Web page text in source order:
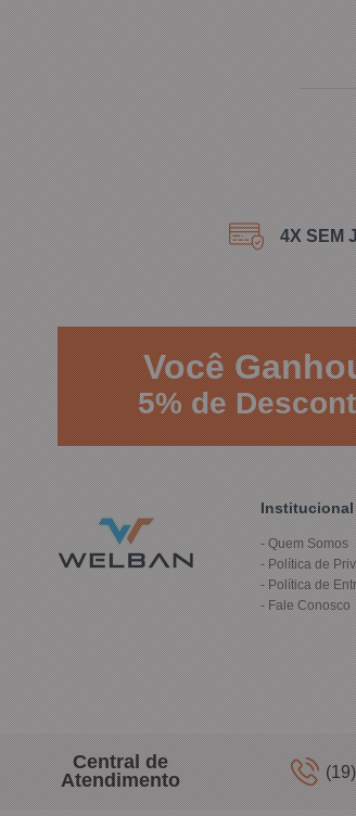
4X SEM
Você
5%de
Institucional
Quem Somos
Política de
Política de
Fale Conosco
Central de
Atendimento